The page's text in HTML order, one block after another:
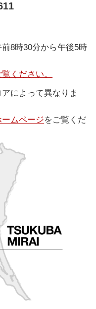
8時30分から午後5時
ください。
によって異なりま
ムページをご覧くだ